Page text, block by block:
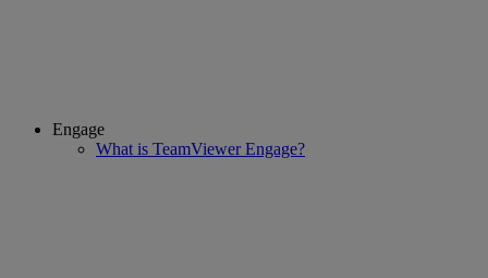
Engage
What is TeamViewer Engage?